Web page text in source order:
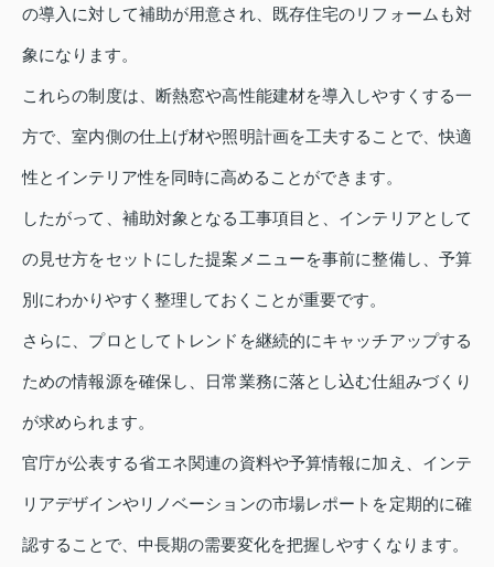
の導入に対して補助が用意され、既存住宅のリフォームも対
象になります。
これらの制度は、断熱窓や高性能建材を導入しやすくする一
方で、室内側の仕上げ材や照明計画を工夫することで、快適
性とインテリア性を同時に高めることができます。
したがって、補助対象となる工事項目と、インテリアとして
の見せ方をセットにした提案メニューを事前に整備し、予算
別にわかりやすく整理しておくことが重要です。
さらに、プロとしてトレンドを継続的にキャッチアップする
ための情報源を確保し、日常業務に落とし込む仕組みづくり
が求められます。
官庁が公表する省エネ関連の資料や予算情報に加え、インテ
リアデザインやリノベーションの市場レポートを定期的に確
認することで、中長期の需要変化を把握しやすくなります。